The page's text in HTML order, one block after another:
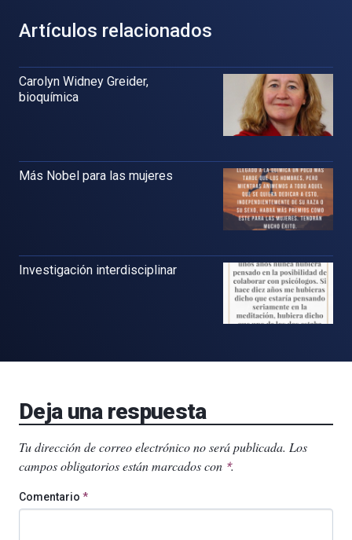
Artículos relacionados
Carolyn Widney Greider,
bioquímica
Más Nobel para las mujeres
Investigación interdisciplinar
Deja una respuesta
Tu dirección de correo electrónico no será publicada. Los
campos obligatorios están marcados con *.
Comentario *